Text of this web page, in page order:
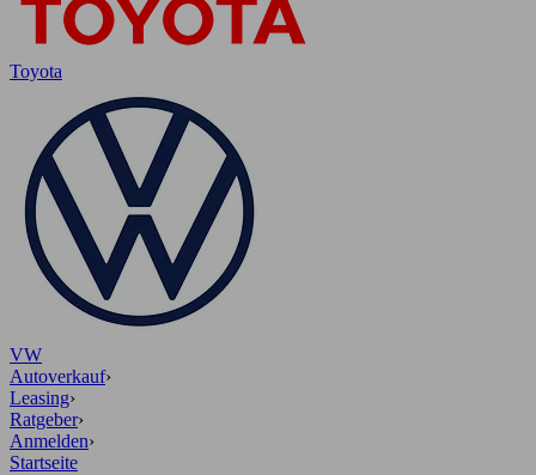
Toyota
VW
Autoverkauf›
Leasing›
Ratgeber›
Anmelden›
Startseite